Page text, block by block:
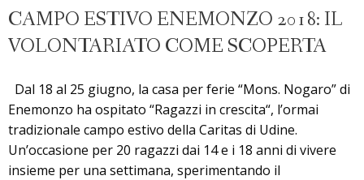
CAMPO ESTIVO ENEMONZO 2018: IL
VOLONTARIATO COME SCOPERTA
Dal 18 al 25 giugno, la casa per ferie “Mons. Nogaro” di
Enemonzo ha ospitato “Ragazzi in crescita“, l’ormai
tradizionale campo estivo della Caritas di Udine.
Un’occasione per 20 ragazzi dai 14 e i 18 anni di vivere
insieme per una settimana, sperimentando il